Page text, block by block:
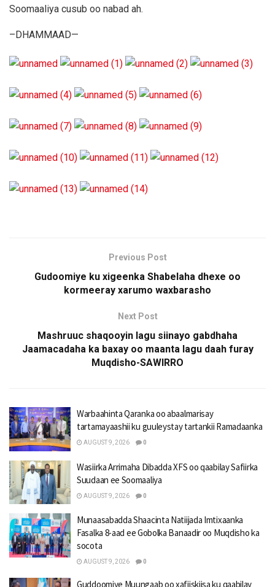
Soomaaliya cusub oo nabad ah.
–DHAMMAAD—
Previous Post
Gudoomiye ku xigeenka Shabelaha dhexe oo
kormeeray xarumo waxbarasho
Next Post
Mashruuc shaqooyin lagu siinayo gabdhaha
Jaamacadaha ka baxay oo maanta lagu daah furay
Muqdisho-SAWIRRO
Warbaahinta Qaranka oo abaalmarisay
tartamayaashii ku guuleystay tartankii Ramadaanka
AUGUST 9, 2026 0
Wasiirka Arrimaha Dibadda XFS oo qaabilay Safiirka
Suudaan ee Soomaaliya
AUGUST 9, 2026 0
Munaasabadda Shaacinta Natiijada Imtixaanka
Fasalka 8-aad ee Gobolka Banaadir oo Muqdisho ka
socota
AUGUST 9, 2026 0
Guddoomiye Muungaab oo xafiiskiisa ku qaabilay